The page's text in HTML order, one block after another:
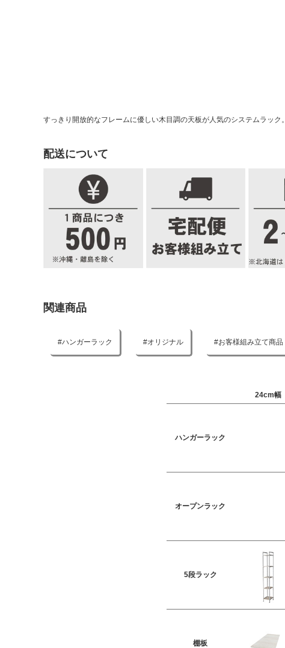
すっきり開放的なフレームに優しい木目調の天板が人気のシステムラック。
配送について
関連商品
ハンガーラック オリジナル お客様組み立て商品
24cm幅
ハンガーラック
オープンラック
5段ラック
棚板